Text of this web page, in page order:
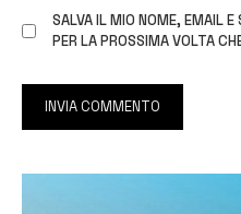
SALVA IL MIO NOME, EMAIL
PER LA PROSSIMA VOLTA